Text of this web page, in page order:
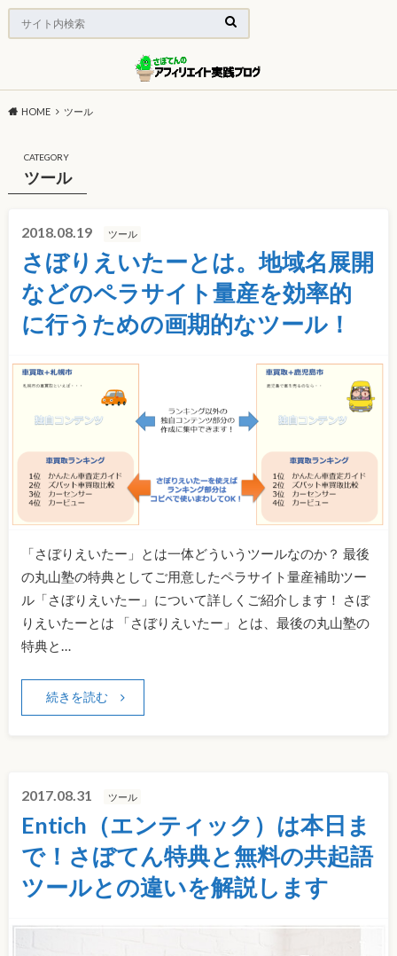
HOME ツール
CATEGORY
ツール
2018.08.19 ツール
さぼりえいたーとは。地域名展開
などのペラサイト量産を効率的
に行うための画期的なツール！
「さぼりえいたー」とは一体どういうツールなのか？ 最後
の丸山塾の特典としてご用意したペラサイト量産補助ツー
ル「さぼりえいたー」について詳しくご紹介します！ さぼ
りえいたーとは 「さぼりえいたー」とは、最後の丸山塾の
特典と…
続きを読む
2017.08.31 ツール
Entich（エンティック）は本日ま
で！さぼてん特典と無料の共起語
ツールとの違いを解説します